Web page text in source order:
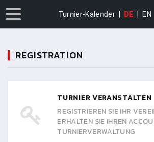
Turnier-Kalender DE EN
REGISTRATION
TURNIER VERANSTALTEN
REGISTRIEREN SIE IHR
ERHALTEN SIE IHREN
TURNIERVERWALTUNG